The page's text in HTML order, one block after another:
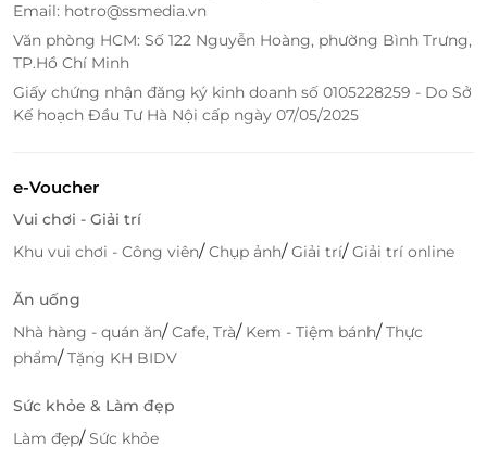
Email: hotro@ssmedia.vn
Văn phòng HCM: Số 122 Nguyễn Hoàng, phường Bình Trưng,
TP.Hồ Chí Minh
Giấy chứng nhận đăng ký kinh doanh số 0105228259 - Do Sở
Kế hoạch Đầu Tư Hà Nội cấp ngày 07/05/2025
e-Voucher
Vui chơi - Giải trí
Khu vui chơi - Công viên/Chụp ảnh/Giải trí/Giải trí online
Ăn uống
Nhà hàng - quán ăn/Cafe, Trà/ Kem - Tiệm bánh/Thực
phẩm/Tặng KH BIDV
Sức khỏe & Làm đẹp
Làm đẹp/Sức khỏe